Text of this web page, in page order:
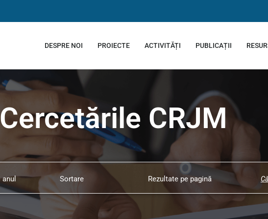
DESPRE NOI PROIECTE ACTIVITĂȚI PUBLICAȚII
Cercetările CRJM